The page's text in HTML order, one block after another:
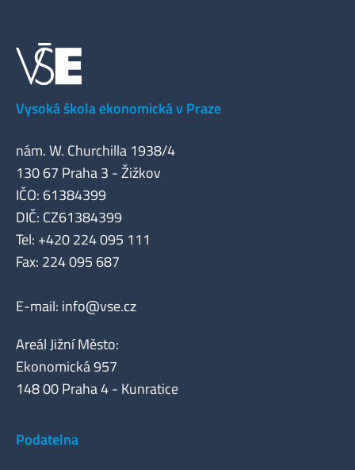
Vysoká škola ekonomická v Praze
nám. W. Churchilla 1938/4
130 67 Praha 3 - Žižkov
IČO: 61384399
DIČ: CZ61384399
Tel: +420 224 095 111
Fax: 224 095 687
E-mail: info@vse.cz
Areál Jižní Město:
Ekonomická 957
148 00 Praha 4 - Kunratice
Podatelna